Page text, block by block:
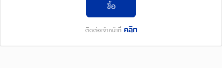
ซื้อ
ติดต่อเจ้าหน้าที่ คลิก